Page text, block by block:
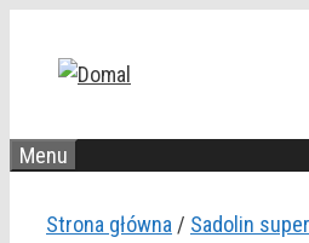
Menu
Strona główna / Sadolin